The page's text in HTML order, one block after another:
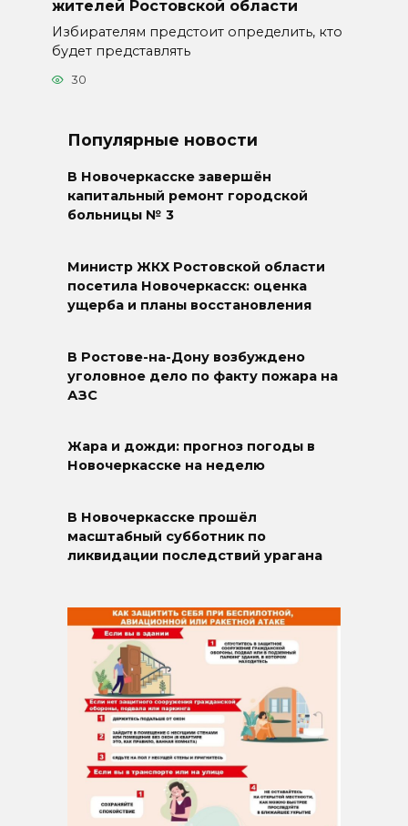
жителей Ростовской области
Избирателям предстоит определить, кто
будет представлять
30
Популярные новости
В Новочеркасске завершён
капитальный ремонт городской
больницы № 3
Министр ЖКХ Ростовской области
посетила Новочеркасск: оценка
ущерба и планы восстановления
В Ростове-на-Дону возбуждено
уголовное дело по факту пожара на
АЗС
Жара и дожди: прогноз погоды в
Новочеркасске на неделю
В Новочеркасске прошёл
масштабный субботник по
ликвидации последствий урагана